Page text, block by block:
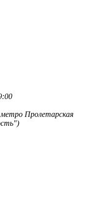
метро Пролетарская